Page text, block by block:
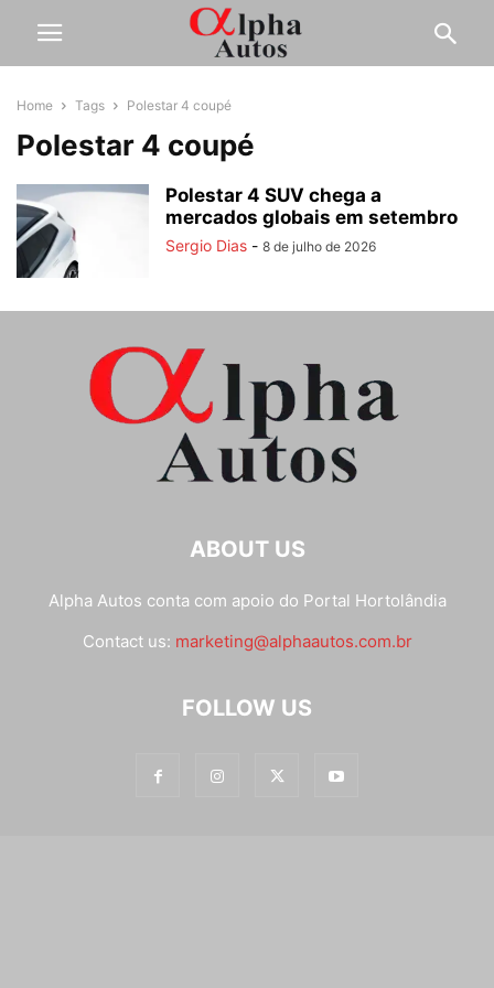
Home Tags Polestar 4 coupé
Polestar 4 coupé
Polestar 4 SUV chega a
mercados globais em setembro
Sergio Dias - 8 de julho de 2026
ABOUT US
Alpha Autos conta com apoio do Portal Hortolândia
Contact us: marketing@alphaautos.com.br
FOLLOW US